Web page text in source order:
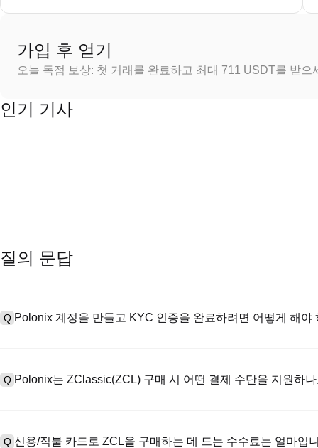
가입 후 얻기
오늘 독점 보상: 첫 거래를 완료하고 최대 711 USDT를 받으
인기 기사
질의 문답
Q Polonix 계정을 만들고 KYC 인증을 완료하려면 어떻게 해야
하여 유효한 신분증 문서를 업로드하고 셀카를 찍어 KYC 인증을 완
Q Polonix는 ZClassic(ZCL) 구매 시 어떤 결제 수단을 지원하
를 초과하는 대규모 거래에 대한 장외 거래(OTC 거래, 맞춤형 견적
Q 신용/직불 카드로 ZCL을 구매하는 데 드는 수수료는 얼마입